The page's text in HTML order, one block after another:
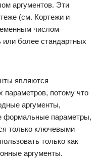
аргументов. Эти
(см. Кортежи и
числом
или более стандартных
являются
потому что
аргументы,
параметры,
только ключевыми
только как
аргументы.